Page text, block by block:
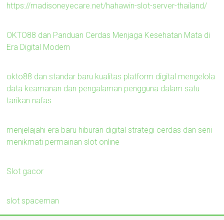
https://madisoneyecare.net/hahawin-slot-server-thailand/
OKTO88 dan Panduan Cerdas Menjaga Kesehatan Mata di
Era Digital Modern
okto88 dan standar baru kualitas platform digital mengelola
data keamanan dan pengalaman pengguna dalam satu
tarikan nafas
menjelajahi era baru hiburan digital strategi cerdas dan seni
menikmati permainan slot online
Slot gacor
slot spaceman